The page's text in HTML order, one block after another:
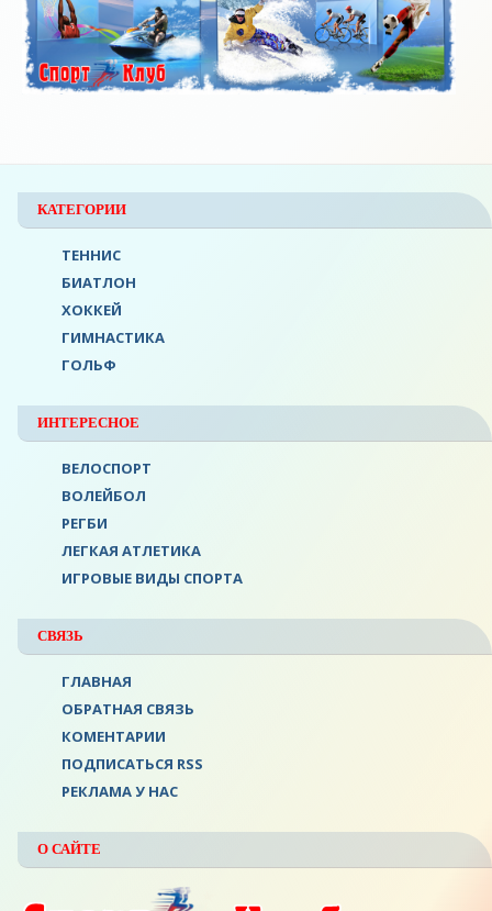
КАТЕГОРИИ
ТЕННИС
БИАТЛОН
ХОККЕЙ
ГИМНАСТИКА
ГОЛЬФ
ИНТЕРЕСНОЕ
ВЕЛОСПОРТ
ВОЛЕЙБОЛ
РЕГБИ
ЛЕГКАЯ АТЛЕТИКА
ИГРОВЫЕ ВИДЫ СПОРТА
СВЯЗЬ
ГЛАВНАЯ
ОБРАТНАЯ СВЯЗЬ
КОМЕНТАРИИ
ПОДПИСАТЬСЯ RSS
РЕКЛАМА У НАС
О САЙТЕ